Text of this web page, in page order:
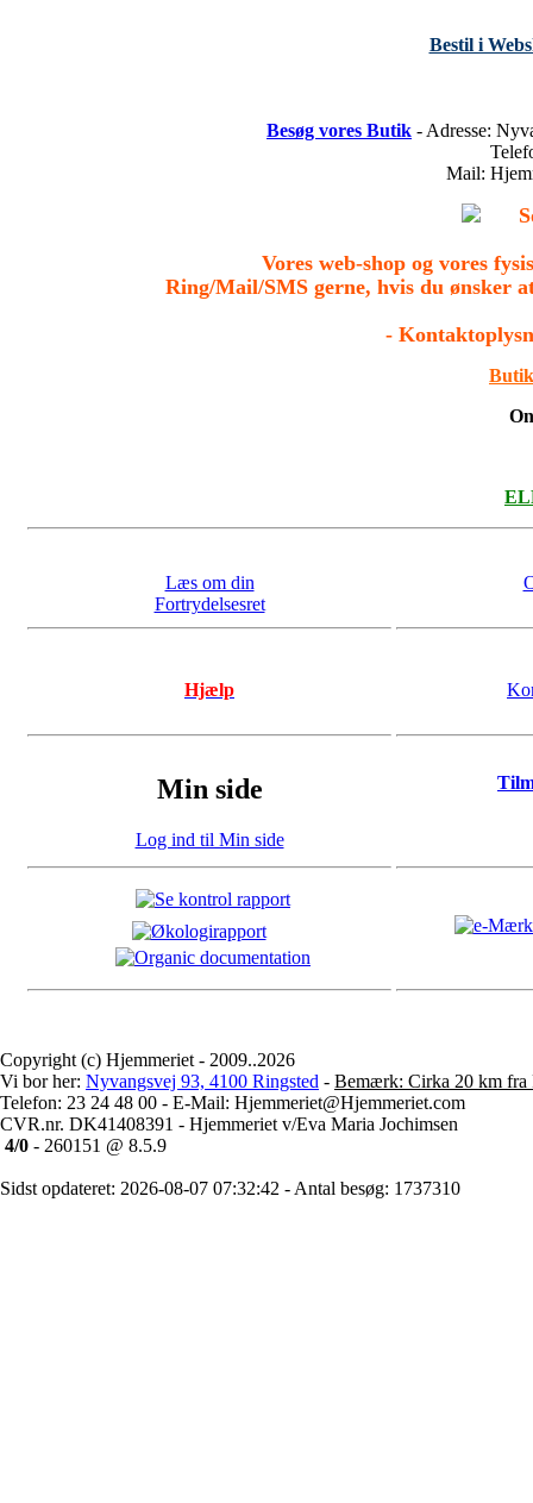
Bestil i
Besøg vores Butik - Adresse:
Mail:
Vores web-shop og vores
Ring/Mail/SMS gerne, hvis du ønsker
-
Læs om din
Fortrydelsesret
Hjælp
Min side
Log ind til Min side
Copyright (c) Hjemmeriet - 2009..2026
Vi bor her: Nyvangsvej 93, 4100 Ringsted - Bemærk: Cirka 20 km fra
Telefon: 23 24 48 00 - E-Mail: Hjemmeriet@Hjemmeriet.com
CVR.nr. DK41408391 - Hjemmeriet v/Eva Maria Jochimsen
4/0 - 260151 @ 8.5.9
Sidst opdateret: 2026-08-07 07:32:42 - Antal besøg: 1737310